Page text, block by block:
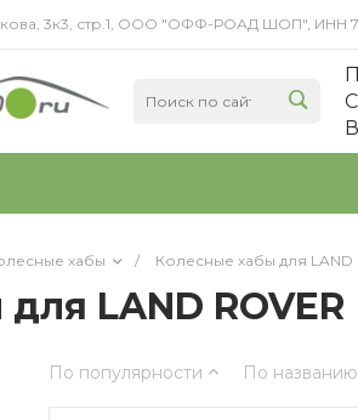
3к3, стр.1, ООО "ОФФ-РОАД ШОП", ИНН
хабы / Колесные хабы для LAND
LAND ROVER
По популярности По названию